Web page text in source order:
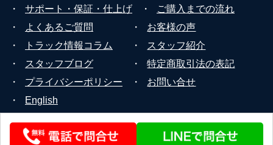
・
サポート・保証・仕上げ ・
ご購入までの流れ
・
よくあるご質問 ・
お客様の声
・
トラック情報コラム ・
スタッフ紹介
・
スタッフブログ ・
特定商取引法の表記
・
プライバシーポリシー ・
お問い合せ
・
English
© 2026 STEERLINK Co.,Ltd